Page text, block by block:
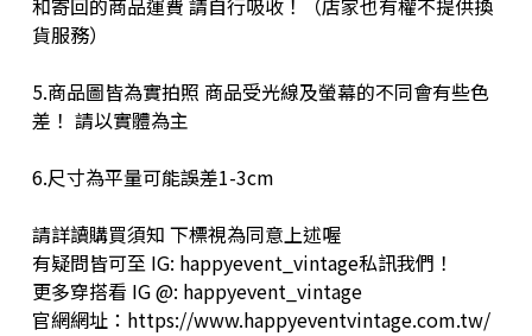
和寄回的商品運費 請自行吸收！（店家也有權不提供換
貨服務）
5.商品圖皆為實拍照 商品受光線及螢幕的不同會有些色
差！ 請以實體為主
6.尺寸為平量可能誤差1-3cm
請詳讀購買須知 下標視為同意上述喔
有疑問皆可至 IG: happyevent_vintage私訊我們！
更多穿搭看 IG @: happyevent_vintage
官網網址：https://www.happyeventvintage.com.tw/